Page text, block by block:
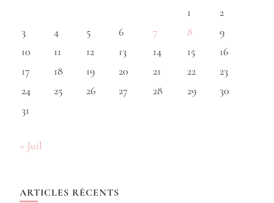
1
2
3
4 5 6 7 8
9
10
11 12 13 14 15
16
17
18 19 20 21 22
23
24
25 26 27 28 29
30
31
« Juil
ARTICLES RÉCENTS